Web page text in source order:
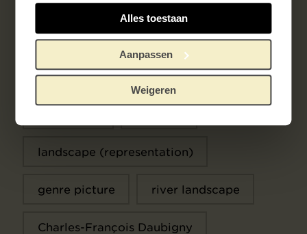
Alles toestaan
Aanpassen
Weigeren
Literature
Search in the collection
landscape (representation)
genre picture river landscape
Charles-François Daubigny